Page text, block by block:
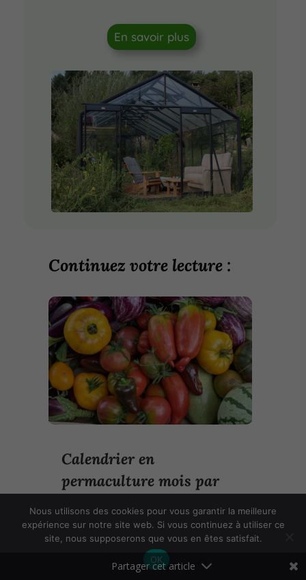
En savoir plus
Continuez votre lecture :
Calendrier en
permaculture mois par
mois – Août
Nous utilisons des cookies pour vous garantir la meilleure
expérience sur notre site web. Si vous continuez à utiliser ce
site, nous supposerons que vous en êtes satisfait.
OK